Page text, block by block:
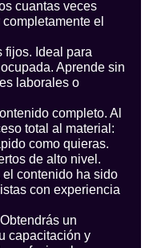
cuantas veces
el
fijos. Ideal para
Aprende sin
laborales o
completo. Al
total al material:
como quieras.
de alto nivel.
contenido ha sido
con experiencia
un
capacitación y